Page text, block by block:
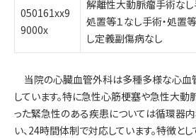
050161xx9
9000x
解離性大動脈瘤手術なし
処置等１なし手術・処置
し定義副傷病なし
当院の心臓血管外科は多種多様な心血
しています。特に急性心筋梗塞や急性大動
った緊急性のある疾患については循環器
い、24時間体制で対応しています。特徴と